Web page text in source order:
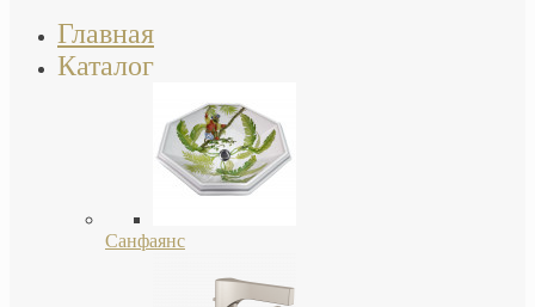
Главная
Каталог
Санфаянс